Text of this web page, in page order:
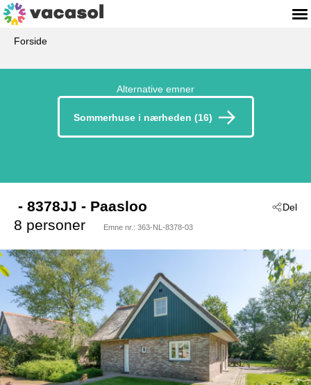
Forside
Alternative emner
Sommerhuse i nærheden (16)
Del
- 8378JJ - Paasloo
8 personer
Emne nr.: 363-NL-8378-03